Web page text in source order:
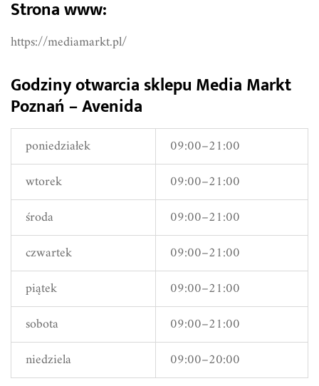
Strona www:
https://mediamarkt.pl/
Godziny otwarcia sklepu Media Markt
Poznań – Avenida
poniedziałek
09:00–21:00
wtorek
09:00–21:00
środa
09:00–21:00
czwartek
09:00–21:00
piątek
09:00–21:00
sobota
09:00–21:00
niedziela
09:00–20:00